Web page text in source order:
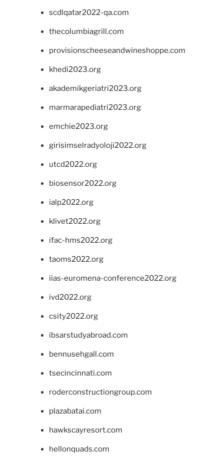
scdlqatar2022-qa.com
thecolumbiagrill.com
provisionscheeseandwineshoppe.com
khedi2023.org
akademikgeriatri2023.org
marmarapediatri2023.org
emchie2023.org
girisimselradyoloji2022.org
utcd2022.org
biosensor2022.org
ialp2022.org
klivet2022.org
ifac-hms2022.org
taoms2022.org
iias-euromena-conference2022.org
ivd2022.org
csity2022.org
ibsarstudyabroad.com
bennusehgall.com
tsecincinnati.com
roderconstructiongroup.com
plazabatai.com
hawkscayresort.com
hellonquads.com